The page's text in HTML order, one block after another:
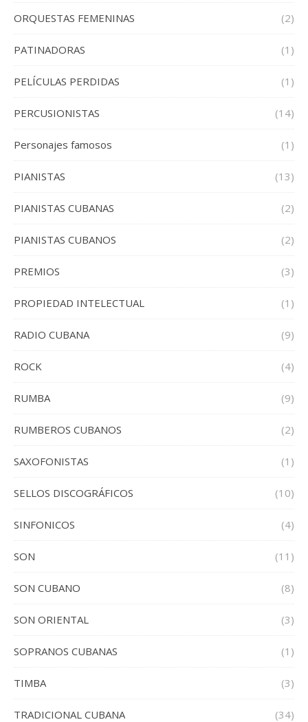
ORQUESTAS FEMENINAS (2)
PATINADORAS (1)
PELÍCULAS PERDIDAS (1)
PERCUSIONISTAS (14)
Personajes famosos (1)
PIANISTAS (13)
PIANISTAS CUBANAS (2)
PIANISTAS CUBANOS (2)
PREMIOS (3)
PROPIEDAD INTELECTUAL (1)
RADIO CUBANA (9)
ROCK (4)
RUMBA (9)
RUMBEROS CUBANOS (2)
SAXOFONISTAS (1)
SELLOS DISCOGRÁFICOS (10)
SINFONICOS (4)
SON (11)
SON CUBANO (8)
SON ORIENTAL (3)
SOPRANOS CUBANAS (1)
TIMBA (3)
TRADICIONAL CUBANA (34)